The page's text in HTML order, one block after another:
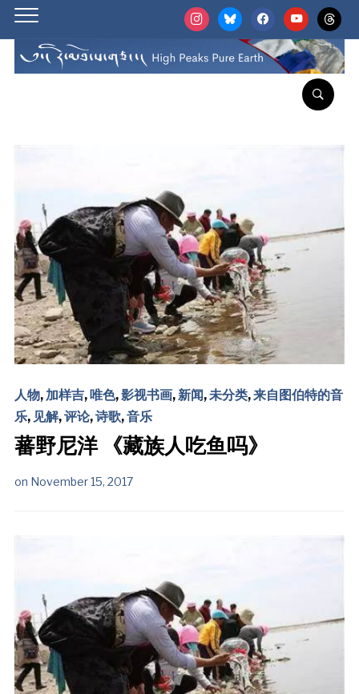
instagrambluesky facebookyoutubethreads
人物, 加样吉,唯色,影视书画,新闻,未分类,来自图伯特的音
乐, 见解,评论,诗歌,音乐
蕃野尼洋 《藏族人吃鱼吗》
on November 15, 2017